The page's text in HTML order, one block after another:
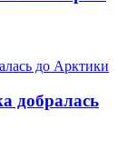
добралась